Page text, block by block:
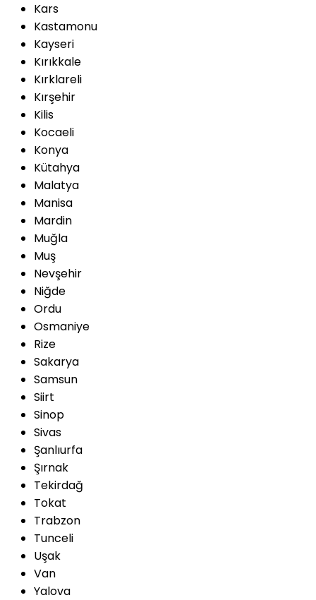
Kars
Kastamonu
Kayseri
Kırıkkale
Kırklareli
Kırşehir
Kilis
Kocaeli
Konya
Kütahya
Malatya
Manisa
Mardin
Muğla
Muş
Nevşehir
Niğde
Ordu
Osmaniye
Rize
Sakarya
Samsun
Siirt
Sinop
Sivas
Şanlıurfa
Şırnak
Tekirdağ
Tokat
Trabzon
Tunceli
Uşak
Van
Yalova